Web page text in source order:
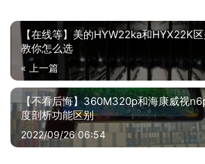
【在线等】美的HYW22ka和HYX22K
教你怎么选
« 上一篇
【不看后悔】360M320p和海康威视n6p 哪个更好用
度剖析功能区别
2022/09/26 06:54